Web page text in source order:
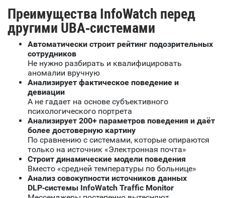
Преимущества InfoWatch перед
другими UBA‑системами
Автоматически строит рейтинг подозрительных
сотрудников
Не нужно разбирать и квалифицировать
аномалии вручную
Анализирует фактическое поведение и
девиации
А не гадает на основе субъективного
психологического портрета
Анализирует 200+ параметров поведения и даёт
более достоверную картину
По сравнению с системами, которые опираются
только на источник «Электронная почта»
Строит динамические модели поведения
Вместо «средней температуры по больнице»
Анализ совокупности источников данных
DLP‑системы InfoWatch Traffic Monitor